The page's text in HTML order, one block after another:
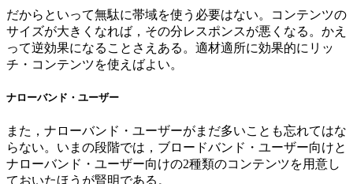
だからといって無駄に帯域を使う必要はない。コンテンツの
サイズが大きくなれば，その分レスポンスが悪くなる。かえ
って逆効果になることさえある。適材適所に効果的にリッ
チ・コンテンツを使えばよい。
ナローバンド・ユーザー
また，ナローバンド・ユーザーがまだ多いことも忘れてはな
らない。いまの段階では，ブロードバンド・ユーザー向けと
ナローバンド・ユーザー向けの2種類のコンテンツを用意し
ておいたほうが賢明である。